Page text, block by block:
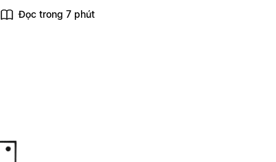
Đọc trong 7 phút